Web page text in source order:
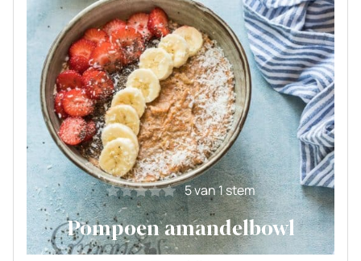
5van 1 stem
Pompoen amandelbowl